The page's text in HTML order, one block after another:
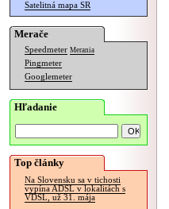
Satelitná mapa SR
Merače
Speedmeter Merania
Pingmeter
Googlemeter
Hľadanie
Top články
Na Slovensku sa v tichosti
vypína ADSL v lokalitách s
VDSL, už 31. mája